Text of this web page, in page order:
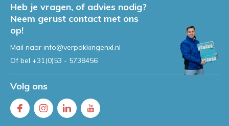
Heb je vragen, of advies nodig?
Neem gerust contact met ons
op!
Mail naar info@verpakkingenxl.nl
Of bel +31(0)53 - 5738456
Volg ons